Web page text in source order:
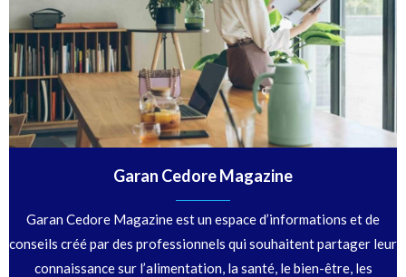
Garan Cedore Magazine
Garan Cedore Magazine est un espace d’informations et de
conseils créé par des professionnels qui souhaitent partager leur
connaissance sur l’alimentation, la santé, le bien-être, les